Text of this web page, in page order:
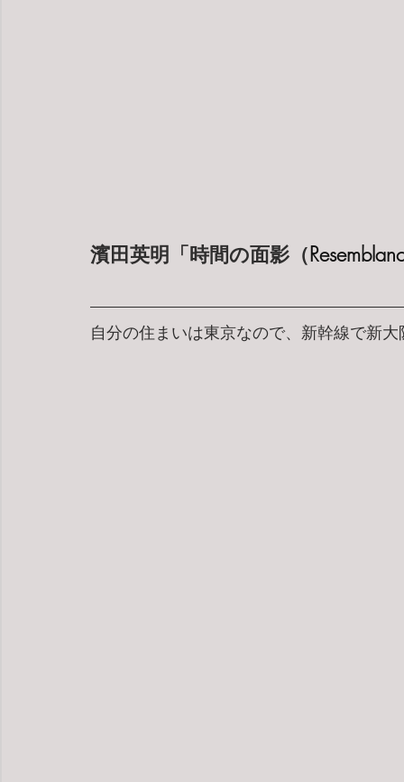
濱田英明「時間の面影（
自分の住まいは東京なので、新幹線で新大